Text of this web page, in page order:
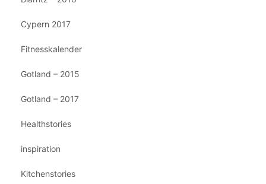
Cypern 2017
Fitnesskalender
Gotland – 2015
Gotland – 2017
Healthstories
inspiration
Kitchenstories